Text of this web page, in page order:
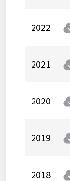
2022
2021
2020
2019
2018